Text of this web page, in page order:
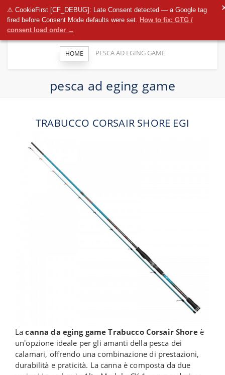
⚠ CookieFirst [CF_DEBUG]: Late Consent detected — a Google tag
fired before Consent Mode defaults were set. How to fix: GTG /
consent load order →
HOME PESCA AD EGING GAME
pesca ad eging game
TRABUCCO CORSAIR SHORE EGI
Lacanna da eging game Trabucco Corsair Shoreè
un'opzione ideale per gli amanti della pesca dei
calamari, offrendo una combinazione di prestazioni,
durabilità e praticità. La canna è composta da due